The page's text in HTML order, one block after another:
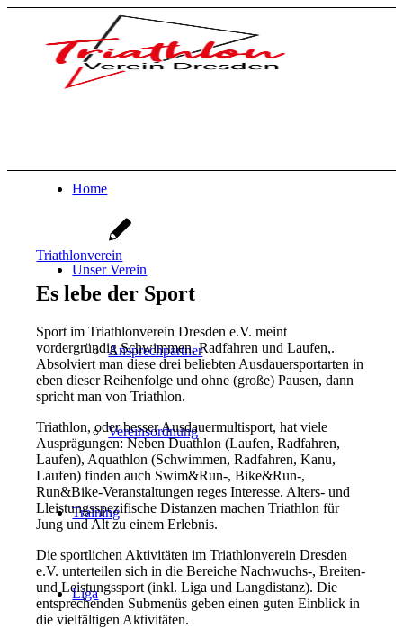
Home
Unser Verein
Ansprechpartner
Vereinsordnung
Training
Liga
Triathlonverein
Es lebe der Sport
Sport im Triathlonverein Dresden e.V. meint
vordergründig Schwimmen, Radfahren und Laufen,.
Absolviert man diese drei beliebten Ausdauersportarten in
eben dieser Reihenfolge und ohne (große) Pausen, dann
spricht man von Triathlon.
Triathlon, oder besser Ausdauermultisport, hat viele
Ausprägungen: Neben Duathlon (Laufen, Radfahren,
Laufen), Aquathlon (Schwimmen, Radfahren, Kanu,
Laufen) finden auch Swim&Run-, Bike&Run-,
Run&Bike-Veranstaltungen reges Interesse. Alters- und
Lleistungsspezifische Distanzen machen Triathlon für
Jung und Alt zu einem Erlebnis.
Die sportlichen Aktivitäten im Triathlonverein Dresden
e.V. unterteilen sich in die Bereiche Nachwuchs-, Breiten-
und Leistungssport (inkl. Liga und Langdistanz). Die
entsprechenden Submenüs geben einen guten Einblick in
die vielfältigen Aktivitäten.